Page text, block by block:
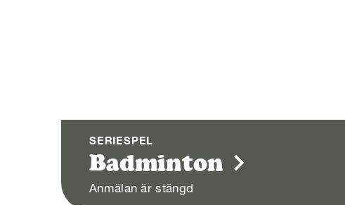
SERIESPEL
Badminton
Anmälan är stängd